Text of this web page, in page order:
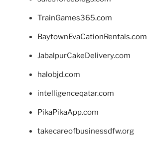
TrainGames365.com
BaytownEvaCationRentals.com
JabalpurCakeDelivery.com
halobjd.com
intelligenceqatar.com
PikaPikaApp.com
takecareofbusinessdfw.org